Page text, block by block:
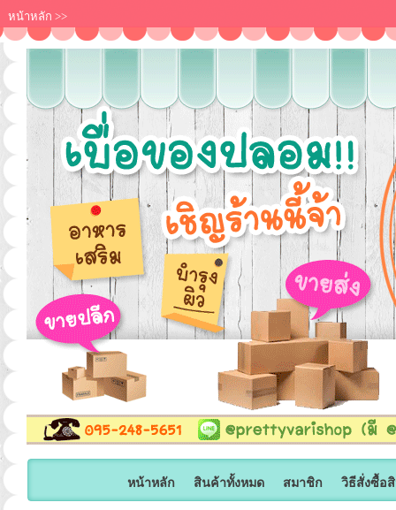
หน้าหลัก >>
หน้าหลัก สินค้าทั้งหมด สมาชิก วิธีสั่งซื้อ